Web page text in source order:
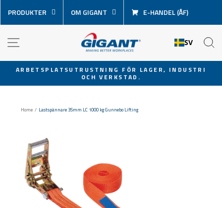
över
innehåll
PRODUKTER OM GIGANT E-HANDEL (ÅF)
SV
Pausa
ARBETSPLATSUTRUSTNING FÖR LAGER, INDUSTRI
OCH VERKSTAD.
Home / Lastspännare 35mm LC 1000 kg Gunnebo Lifting